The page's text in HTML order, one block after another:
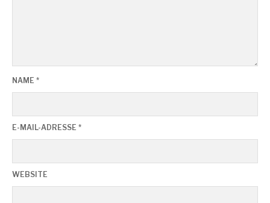
NAME *
E-MAIL-ADRESSE *
WEBSITE